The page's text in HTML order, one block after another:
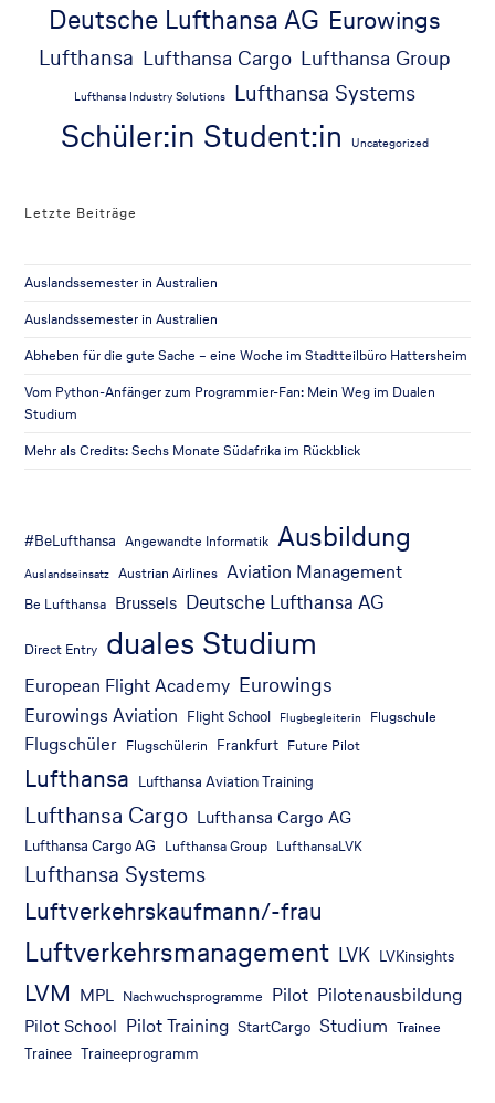
Deutsche Lufthansa AG Eurowings
Lufthansa Lufthansa Cargo Lufthansa Group
Lufthansa Industry Solutions Lufthansa Systems
Schüler:in Student:in Uncategorized
Letzte Beiträge
Auslandssemester in Australien
Auslandssemester in Australien
Abheben für die gute Sache – eine Woche im Stadtteilbüro Hattersheim
Vom Python-Anfänger zum Programmier-Fan: Mein Weg im Dualen
Studium
Mehr als Credits: Sechs Monate Südafrika im Rückblick
#BeLufthansa Angewandte Informatik Ausbildung
Auslandseinsatz Austrian Airlines Aviation Management
Be Lufthansa Brussels Deutsche Lufthansa AG
Direct Entry duales Studium
European Flight Academy Eurowings
Eurowings Aviation Flight School Flugbegleiterin Flugschule
Flugschüler Flugschülerin Frankfurt Future Pilot
Lufthansa Lufthansa Aviation Training
Lufthansa Cargo Lufthansa Cargo AG
Lufthansa Cargo AG Lufthansa Group LufthansaLVK
Lufthansa Systems
Luftverkehrskaufmann/-frau
Luftverkehrsmanagement LVK LVKinsights
LVM MPL Nachwuchsprogramme Pilot Pilotenausbildung
Pilot School Pilot Training StartCargo Studium Trainee
Trainee Traineeprogramm